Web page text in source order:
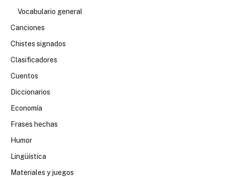
Vocabulario general
Canciones
Chistes signados
Clasificadores
Cuentos
Diccionarios
Economía
Frases hechas
Humor
Lingüística
Materiales y juegos